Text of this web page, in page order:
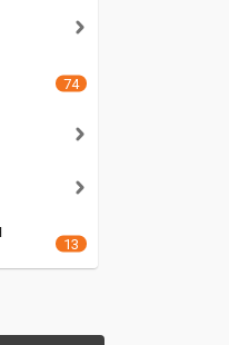
74
13